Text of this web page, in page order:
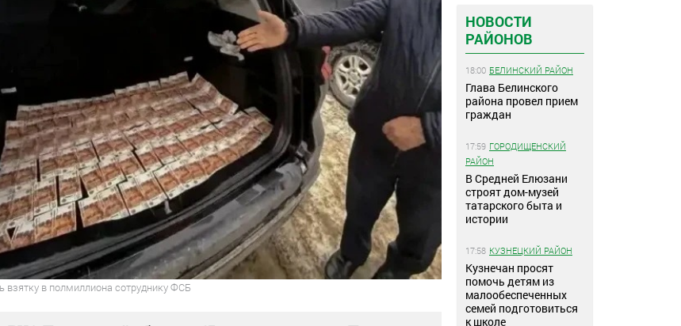
взятку в полмиллиона сотруднику ФСБ
НОВОСТИ
РАЙОНОВ
18:00 БЕЛИНСКИЙ РАЙОН
Глава Белинского
района провел прием
граждан
17:59 ГОРОДИЩЕНСКИЙ
РАЙОН
В Средней Елюзани
строят дом-музей
татарского быта и
истории
17:58 КУЗНЕЦКИЙ РАЙОН
Кузнечан просят
помочь детям из
малообеспеченных
семей подготовиться
к школе